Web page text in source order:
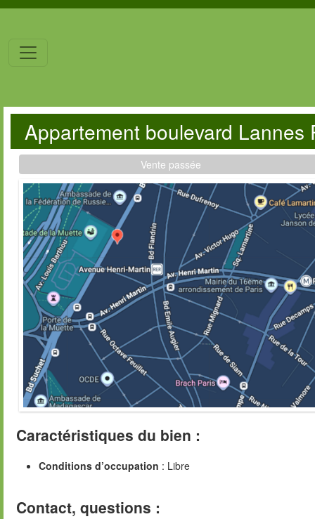
Appartement boulevard Lannes
Vente passée
Caractéristiques du bien :
Conditions d’occupation : Libre
Contact, questions :